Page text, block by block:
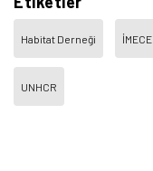
Habitat Derneği İMECE
UNHCR